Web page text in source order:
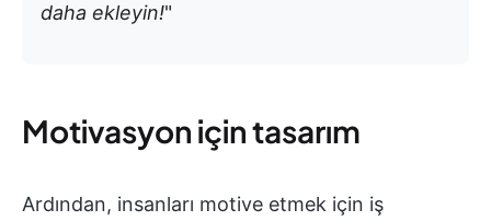
daha ekleyin!"
Motivasyon için tasarım
Ardından, insanları motive etmek için iş